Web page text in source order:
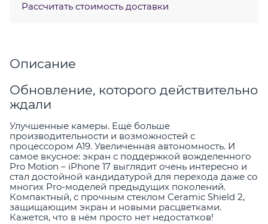
Рассчитать стоимость доставки
Описание
Обновление, которого действительно
ждали
Улучшенные камеры. Ещё больше
производительности и возможностей с
процессором A19. Увеличенная автономность. И
самое вкусное: экран с поддержкой вожделенного
Pro Motion – iPhone 17 выглядит очень интересно и
стал достойной кандидатурой для перехода даже со
многих Pro-моделей предыдущих поколений.
Компактный, с прочным стеклом Ceramic Shield 2,
защищающим экран и новыми расцветками.
Кажется, что в нём просто нет недостатков!